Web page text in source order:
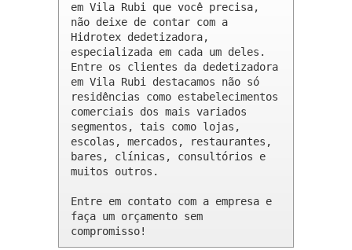
em Vila Rubi que você precisa,
não deixe de contar com a
Hidrotex dedetizadora,
especializada em cada um deles.
Entre os clientes da dedetizadora
em Vila Rubi destacamos não só
residências como estabelecimentos
comerciais dos mais variados
segmentos, tais como lojas,
escolas, mercados, restaurantes,
bares, clínicas, consultórios e
muitos outros.
Entre em contato com a empresa e
faça um orçamento sem
compromisso!